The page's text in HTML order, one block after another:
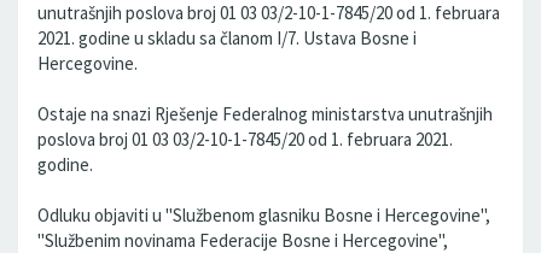
unutrašnjih poslova broj 01 03 03/2-10-1-7845/20 od 1. februara
2021. godine u skladu sa članom I/7. Ustava Bosne i
Hercegovine.
Ostaje na snazi Rješenje Federalnog ministarstva unutrašnjih
poslova broj 01 03 03/2-10-1-7845/20 od 1. februara 2021.
godine.
Odluku objaviti u "Službenom glasniku Bosne i Hercegovine",
"Službenim novinama Federacije Bosne i Hercegovine",